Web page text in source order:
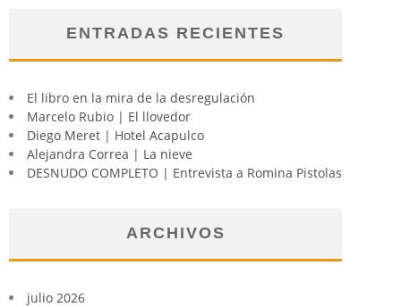
ENTRADAS RECIENTES
El libro en la mira de la desregulación
Marcelo Rubio | El llovedor
Diego Meret | Hotel Acapulco
Alejandra Correa | La nieve
DESNUDO COMPLETO | Entrevista a Romina Pistolas
ARCHIVOS
julio 2026